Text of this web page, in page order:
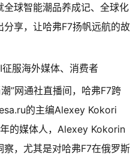
球智能潮品养成记、全球化
享，让哈弗F7扬帆远航的故
征服海外媒体、消费者
”网通社直播间，哈弗F7跨
的主编Alexey Kokori
的媒体人，Alexey Kokorin
，尤其是对哈弗F7在俄罗斯